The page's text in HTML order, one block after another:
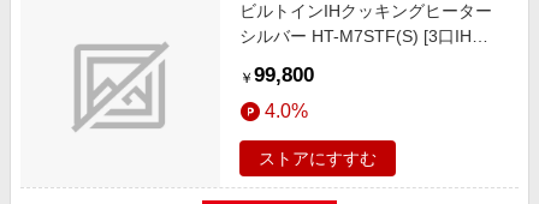
ビルトインIHクッキングヒーター
シルバー HT-M7STF(S) [3口IH
￥ 99,800
4.0%
ストアにすすむ